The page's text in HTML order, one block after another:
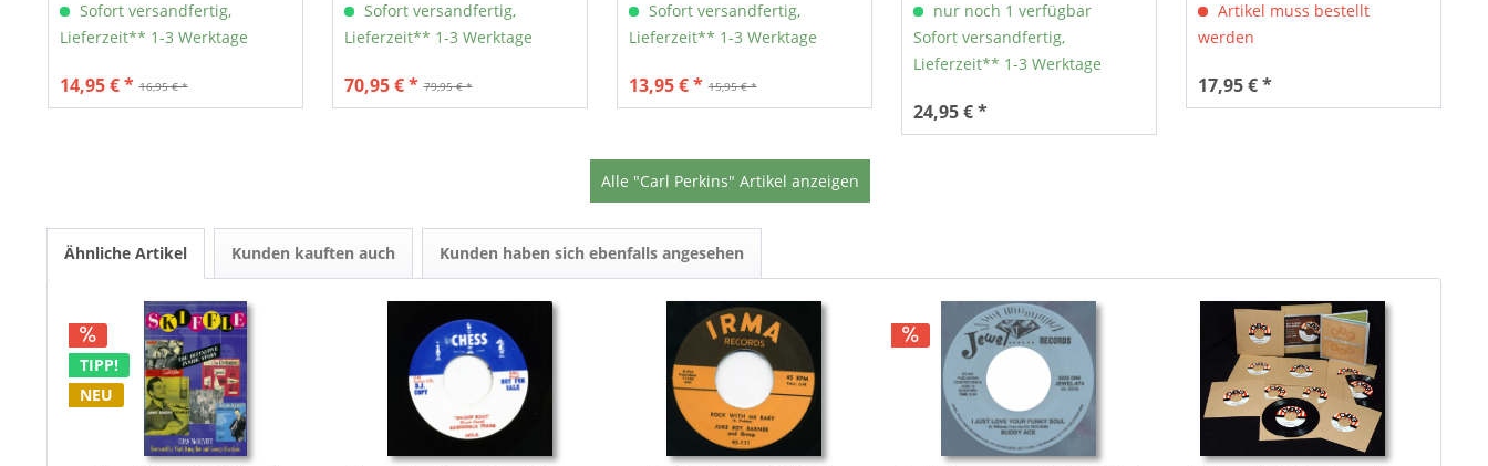
Sofort versandfertig,
Lieferzeit** 1-3 Werktage
16,95 € *
14,95 € *
Sofort versandfertig,
Lieferzeit** 1-3 Werktage
79,95 € *
70,95 € *
Sofort versandfertig,
Lieferzeit** 1-3 Werktage
15,95 € *
13,95 € *
nur noch 1 verfügbar
Sofort versandfertig,
Lieferzeit** 1-3 Werktage
24,95 € *
Artikel muss bestellt
werden
17,95 € *
Alle "Carl Perkins" Artikel anzeigen
Ähnliche Artikel Kunden kauften auch Kunden haben sich ebenfalls angesehen
TIPP!
NEU